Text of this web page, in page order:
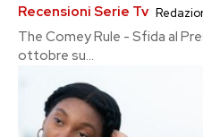
Recensioni Serie Tv
The Comey Rule - Sfida al
ottobre su...